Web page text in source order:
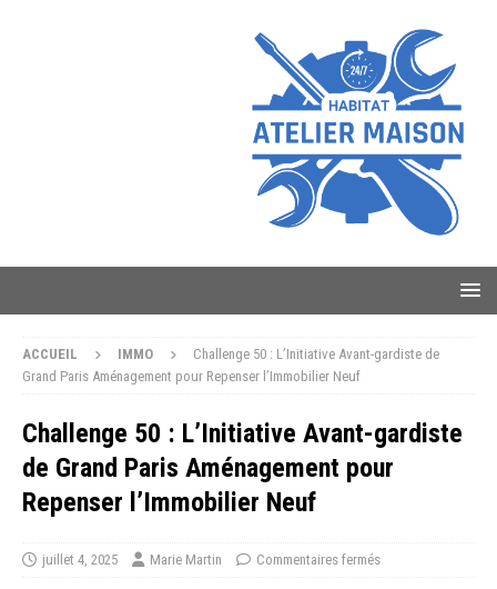
ACCUEIL IMMO
Challenge 50 : L’Initiative Avant-gardiste de
Grand Paris Aménagement pour Repenser l’Immobilier Neuf
Challenge 50 : L’Initiative Avant-gardiste
de Grand Paris Aménagement pour
Repenser l’Immobilier Neuf
juillet 4, 2025 Marie Martin Commentaires fermés